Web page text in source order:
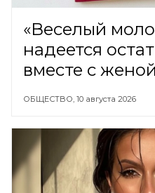
«Веселый
надеется
вместе с
ОБЩЕСТВО, 10 августа 2026